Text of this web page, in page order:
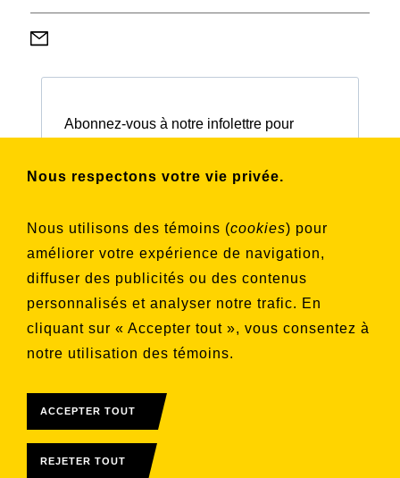
Nous respectons votre vie privée.
Nous utilisons des témoins (cookies) pour
améliorer votre expérience de navigation,
diffuser des publicités ou des contenus
personnalisés et analyser notre trafic. En
cliquant sur « Accepter tout », vous consentez à
notre utilisation des témoins.
ACCEPTER TOUT
REJETER TOUT
Abonnez-vous à notre infolettre pour
souhaitez vous inscrire
Aucune liste sélectionnée
S'INSCRIRE